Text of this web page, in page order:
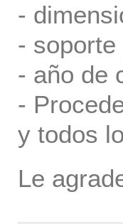
-
-
- año de
-
y todos
Le